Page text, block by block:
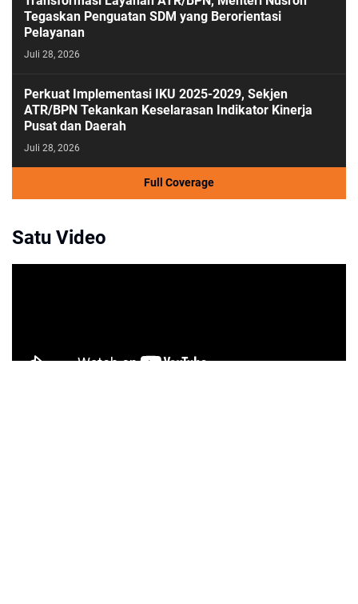
Tegaskan Penguatan SDM yang Berorientasi
Pelayanan
Juli 28, 2026
Perkuat Implementasi IKU 2025-2029, Sekjen
ATR/BPN Tekankan Keselarasan Indikator Kinerja
Pusat dan Daerah
Juli 28, 2026
Full Coverage
Satu Video